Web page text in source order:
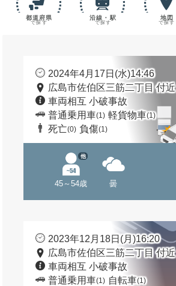
都道府県
で探す
沿線・駅
で探す
地図
で探す
2024年4月17日(水)14:46
広島市佐伯区三筋二丁目 付近
車両相互 小破事故
普通乗用車(1) 軽貨物車(1)
死亡(0) 負傷(1)
45～54歳
他
曇
2023年12月18日(月)16:20
広島市佐伯区三筋二丁目 付近
車両相互 小破事故
普通乗用車(1) 自転車(1)